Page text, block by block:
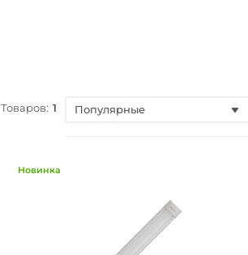
Товаров: 1 Популярные
Новинка